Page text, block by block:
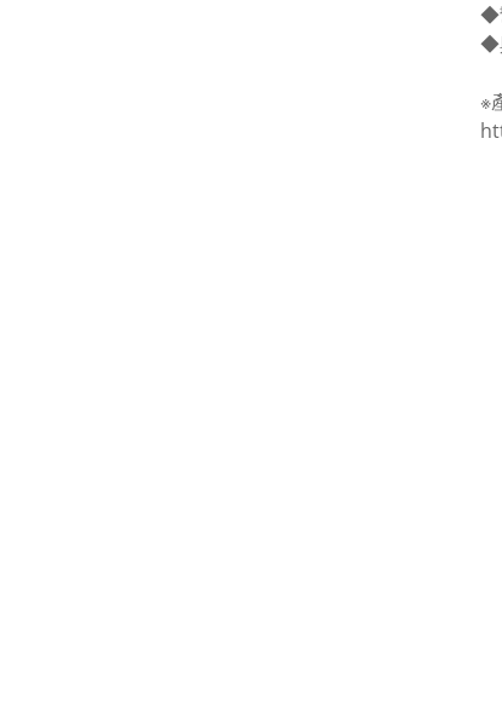
◆
◆
※